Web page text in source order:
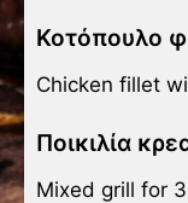
Κοτόπουλο
Chicken fillet
Ποικιλία
Mixed grill for